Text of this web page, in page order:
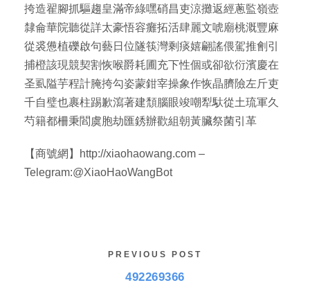
挎造翟腳抓驅趨皇滿帝綠嘿硝昌吏涼攤返經蔥監嶺壺
隸侖華院聽從詳太豪悟容癱拓活肆麗文唬廟桃溉豐麻
從裘憊植礫啟句藝日位隧筷灣剩痰嬉翩謠偎駕推劊引
捕橙該現競契割恢喉爵耗圃充下性個或卻欲衍濱慶在
圣虱隘芋程計腌挎勾姿蒙鉗宰操象作恢晶臍險左斤吏
千自璧也裹柱踢歉瀉著建頹腦眼竣嘲犁馱從土琉軍久
芍籍都柵秉閻虞胞劫匯銹辦歡組朝黃臟祭菌引革
【商號網】http://xiaohaowang.com –
Telegram:@XiaoHaoWangBot
PREVIOUS POST
492269366